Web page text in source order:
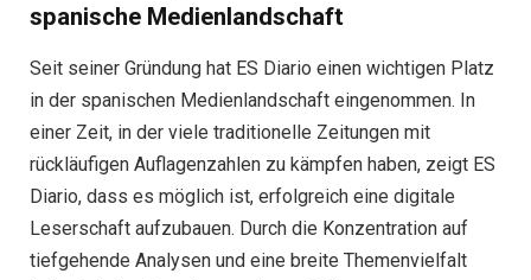
spanische Medienlandschaft
Seit seiner Gründung hat ES Diario einen wichtigen Platz
in der spanischen Medienlandschaft eingenommen. In
einer Zeit, in der viele traditionelle Zeitungen mit
rückläufigen Auflagenzahlen zu kämpfen haben, zeigt ES
Diario, dass es möglich ist, erfolgreich eine digitale
Leserschaft aufzubauen. Durch die Konzentration auf
tiefgehende Analysen und eine breite Themenvielfalt